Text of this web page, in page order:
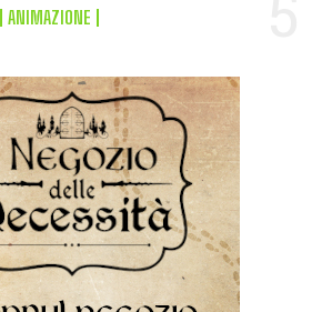
ANIMAZIONE